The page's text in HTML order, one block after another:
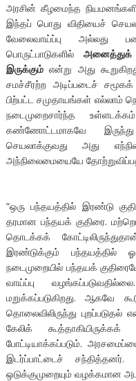
அரசின் கீழமைந்த
இந்தப் பொது விதியைச்
வேலைவாய்ப்பு அல்லது
பொருட்பாடுகளில் அனைத்துக்
இருக்கும்என்று அது
சமச்சீரற்ற அடிப்படைச்
பிற்பட்ட சமுதாயங்கள் எல்லாம்
நடைமுறைசார்ந்த
கண்ணோட்டமாகவே
செயலாக்குவது அது
அந்நிலைமையையே
“ஒரு பந்தயத்தில் இரண்டு
தரமான பந்தயக் குதிரை.
தொடக்கக்
இரண்டுக்கும் பந்தயத்தில்
நடைமுறையில் பந்தயக்
வாய்ப்பு
மறுக்கப்படுகிறது. ஆகவே
தொலைவிலிருந்து
கேலிக்
போட்டியாக்கப்படும்.
இடர்ப்பாட்டைச் சந்தித்தனர்.
ஒடுக்குமுறையும் வழக்கமான